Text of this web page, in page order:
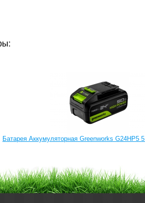
Батарея Аккумуляторная Greenworks G24HP5